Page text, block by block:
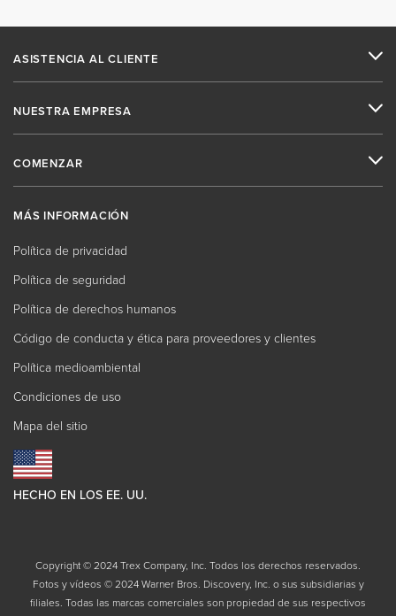
ASISTENCIA AL CLIENTE
NUESTRA EMPRESA
COMENZAR
MÁS INFORMACIÓN
Política de privacidad
Política de seguridad
Política de derechos humanos
Código de conducta y ética para proveedores y clientes
Política medioambiental
Condiciones de uso
Mapa del sitio
HECHO EN LOS EE. UU.
Copyright © 2024 Trex Company, Inc. Todos los derechos reservados.
Fotos y vídeos © 2024 Warner Bros. Discovery, Inc. o sus subsidiarias y
filiales. Todas las marcas comerciales son propiedad de sus respectivos